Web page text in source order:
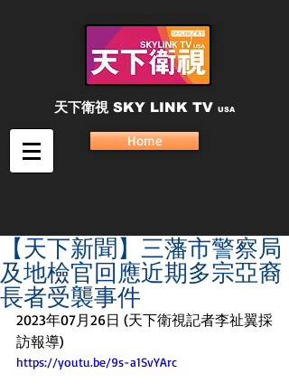
天下衛視 SKY LINK TV USA
Home
【天下新聞】三藩市警察局
及地檢官回應近期多宗亞裔
長者受襲事件
2023年07月26日 (天下衛視記者李祉翼採
訪報導)
https://youtu.be/9s-a1SvYArc